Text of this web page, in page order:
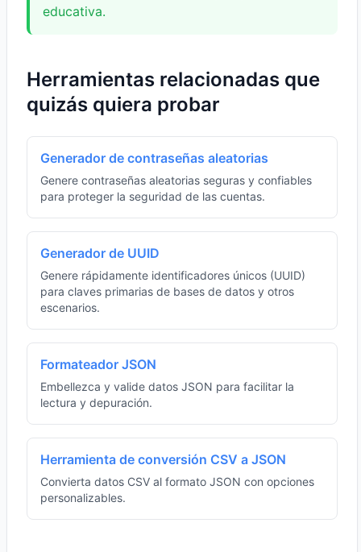
educativa.
Herramientas relacionadas que
quizás quiera probar
Generador de contraseñas aleatorias
Genere contraseñas aleatorias seguras y confiables
para proteger la seguridad de las cuentas.
Generador de UUID
Genere rápidamente identificadores únicos (UUID)
para claves primarias de bases de datos y otros
escenarios.
Formateador JSON
Embellezca y valide datos JSON para facilitar la
lectura y depuración.
Herramienta de conversión CSV a JSON
Convierta datos CSV al formato JSON con opciones
personalizables.